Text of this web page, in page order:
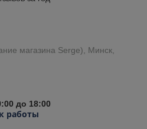
магазина Serge), Минск,
до 18:00
работы